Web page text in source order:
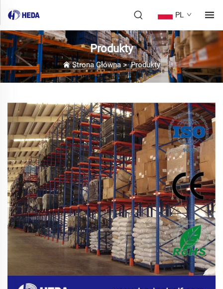
PL
Produkty
Strona Główna>Produkty